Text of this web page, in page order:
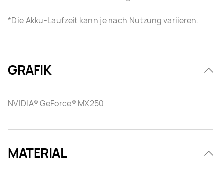
*Die Akku-Laufzeit kann je nach Nutzung variieren.
GRAFIK
NVIDIA® GeForce® MX250
MATERIAL